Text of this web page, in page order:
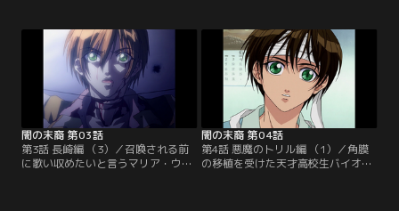
る。魂の裁判を潤滑に行う為、様々
なトラブルを解決し、死者の魂の召
喚を仕事とする彼らは「死神」と呼
ばれている。九州地区担当、都筑麻
斗は甘いものに目のない勤続70年の
平社員の「死神」。【提供：バンダ
イチャンネル】
きているのか。これ以上被害者を増
やさない為にも、都筑と密は事態の
収拾に動き出す。そして都筑はふと
したことから銀髪の美しい東京の医
師・邑輝一貴に出会う。【提供：バ
ンダイチャンネル】
闇の末裔 第03話
第3話 長崎編 （3）／召喚される前
に歌い収めたいと言うマリア・ウォ
闇の末裔 第04話
第4話 悪魔のトリル編 （1）／角膜
の移植を受けた天才高校生バイオリ